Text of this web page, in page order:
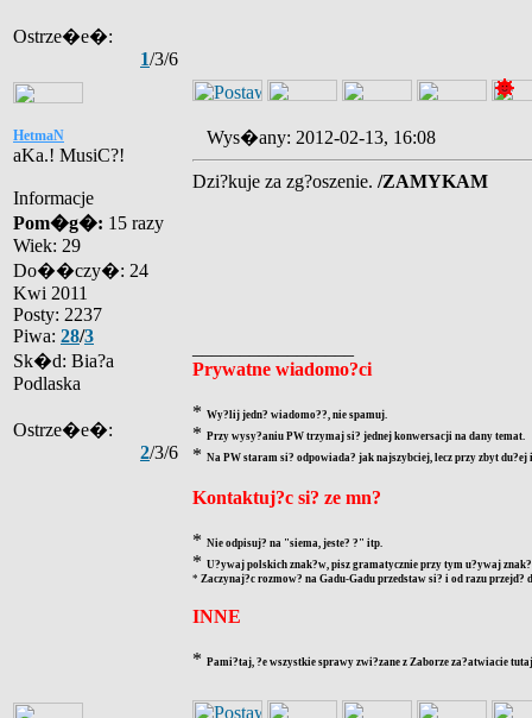
Ostrze�e�:
1/3/6
HetmaN
aKa.! MusiC?!
Informacje
Pom�g�: 15 razy
Wiek: 29
Do��czy�: 24
Kwi 2011
Posty: 2237
Piwa: 28/3
Sk�d: Bia?a
Podlaska
Ostrze�e�:
2/3/6
Wys�any: 2012-02-13, 16:08
Dzi?kuje za zg?oszenie. /ZAMYKAM
Prywatne wiadomo?ci
* Wy?lij jedn? wiadomo??, nie spamuj.
* Przy wysy?aniu PW trzymaj si? jednej konwersacji na dany temat.
* Na PW staram si? odpowiada? jak najszybciej, lecz przy zbyt
Kontaktuj?c si? ze mn?
* Nie odpisuj? na "siema, jeste? ?" itp.
* U?ywaj polskich znak?w, pisz gramatycznie przy tym u?ywaj
* Zaczynaj?c rozmow? na Gadu-Gadu przedstaw si? i od razu przejd?
INNE
* Pami?taj, ?e wszystkie sprawy zwi?zane z Zaborze za?atwiacie